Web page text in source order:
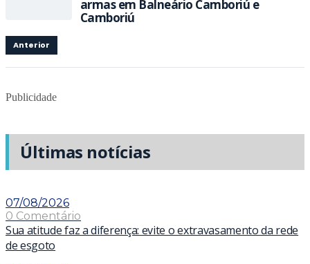
armas em Balneário Camboriú e
Camboriú
Anterior
Publicidade
Últimas notícias
07/08/2026
0 Comentário
Sua atitude faz a diferença: evite o extravasamento da rede
de esgoto